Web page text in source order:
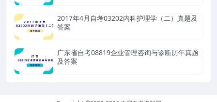
2017年4月自考03202内科护理学（二）真题及
答案
广东省自考08819企业管理咨询与诊断历年真题
及答案